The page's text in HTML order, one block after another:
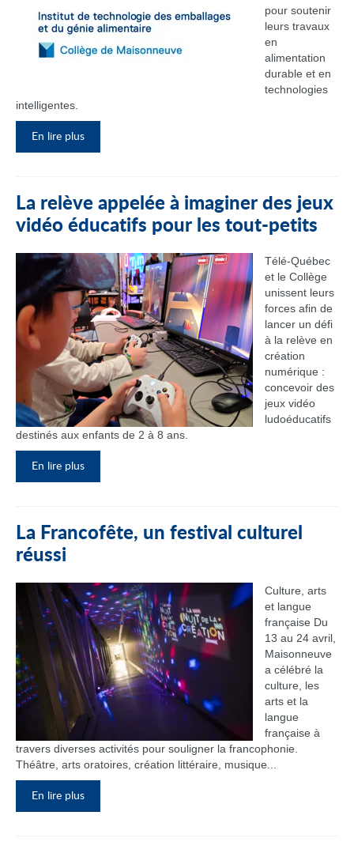
pour soutenir
leurs travaux
en
alimentation
durable et en
technologies
intelligentes.
En lire plus
La relève appelée à imaginer des jeux
vidéo éducatifs pour les tout-petits
Télé-Québec
et le Collège
unissent leurs
forces afin de
lancer un défi
à la relève en
création
numérique :
concevoir des
jeux vidéo
ludoéducatifs
destinés aux enfants de 2 à 8 ans.
En lire plus
La Francofête, un festival culturel
réussi
Culture, arts
et langue
française Du
13 au 24 avril,
Maisonneuve
a célébré la
culture, les
arts et la
langue
française à
travers diverses activités pour souligner la francophonie.
Théâtre, arts oratoires, création littéraire, musique...
En lire plus